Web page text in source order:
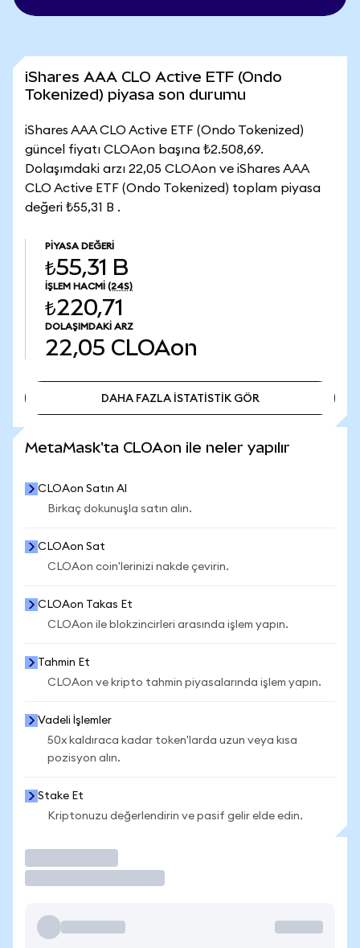
iShares AAA CLO Active ETF (Ondo
Tokenized) piyasa son durumu
iShares AAA CLO Active ETF (Ondo Tokenized)
güncel fiyatı CLOAon başına ₺2.508,69.
Dolaşımdaki arzı 22,05 CLOAon ve iShares AAA
CLO Active ETF (Ondo Tokenized) toplam piyasa
değeri ₺55,31 B .
PIYASA DEĞERI
₺55,31 B
İŞLEM HACMI (24S)
₺220,71
DOLAŞIMDAKI ARZ
22,05 CLOAon
DAHA FAZLA İSTATİSTİK GÖR
MetaMask'ta CLOAon ile neler yapılır
CLOAon Satın Al
Birkaç dokunuşla satın alın.
CLOAon Sat
CLOAon coin'lerinizi nakde çevirin.
CLOAon Takas Et
CLOAon ile blokzincirleri arasında işlem yapın.
Tahmin Et
CLOAon ve kripto tahmin piyasalarında işlem yapın.
Vadeli İşlemler
50x kaldıraca kadar token'larda uzun veya kısa
pozisyon alın.
Stake Et
Kriptonuzu değerlendirin ve pasif gelir elde edin.